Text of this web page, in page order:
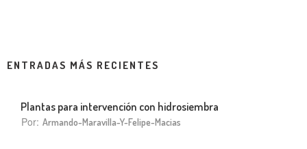
ENTRADAS MÁS RECIENTES
Plantas para intervención con hidrosiembra
Por: Armando-Maravilla-Y-Felipe-Macias